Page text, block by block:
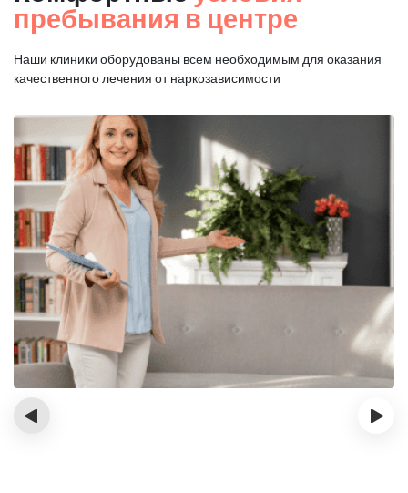
пребывания в центре
Наши клиники оборудованы всем необходимым для оказания
качественного лечения от наркозависимости
‹ ›